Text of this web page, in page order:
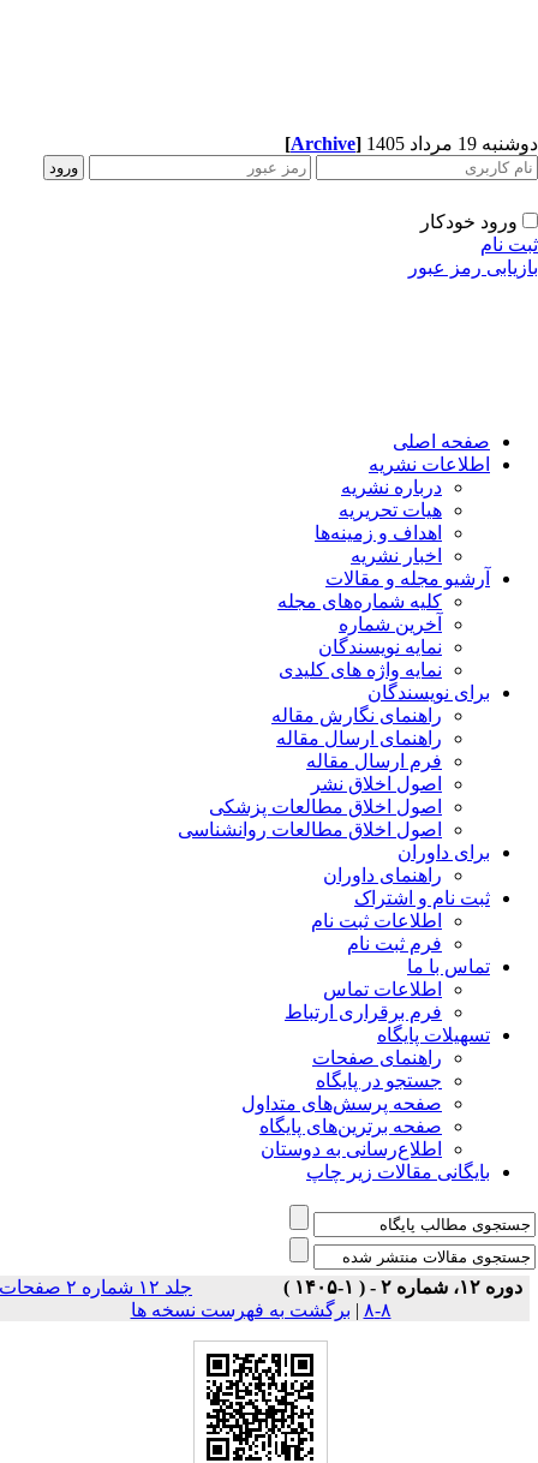
19 مرداد 1405 [Archive]
ورود خودکار
نام
رمز عبور
صفحه اصلی
اطلاعات نشریه
درباره نشریه
هیات تحریریه
اهداف و زمینه‌ها
اخبار نشریه
آرشیو مجله و مقالات
کلیه شماره‌های مجله
آخرین شماره
نمایه نویسندگان
نمایه واژه های کلیدی
برای نویسندگان
راهنمای نگارش مقاله
راهنمای ارسال مقاله
فرم ارسال مقاله
اصول اخلاق نشر
اصول اخلاق مطالعات پزشکی
اصول اخلاق مطالعات روانشناسی
برای داوران
راهنمای داوران
ثبت نام و اشتراک
اطلاعات ثبت نام
فرم ثبت نام
تماس با ما
اطلاعات تماس
فرم برقراری ارتباط
تسهیلات پایگاه
راهنمای صفحات
جستجو در پایگاه
صفحه پرسش‌های متداول
صفحه برترین‌های پایگاه
اطلاع‌رسانی به دوستان
بایگانی مقالات زیر چاپ
دوره ۱۲، شماره ۲ - ( ۱-۱۴۰۵ )
جلد ۱۲ شماره ۲ صفحات
| برگشت به فهرست نسخه ها